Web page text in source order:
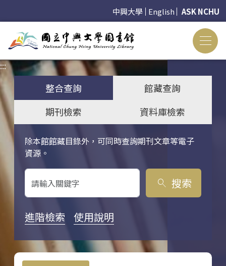
中興大學 English ASK NCHU
:::
整合查詢
館藏查詢
期刊檢索
資料庫檢索
除本館館藏目錄外，可同時查詢期刊文章等電子
資源。
關鍵字搜尋
search 搜索
進階檢索 使用說明